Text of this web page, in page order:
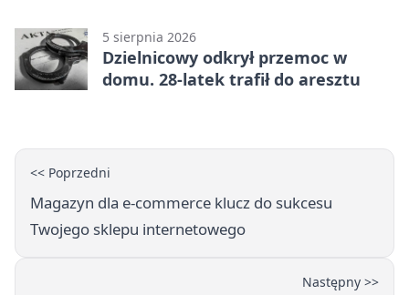
5 sierpnia 2026
Dzielnicowy odkrył przemoc w
domu. 28-latek trafił do aresztu
<< Poprzedni
Magazyn dla e-commerce klucz do sukcesu
Twojego sklepu internetowego
Następny >>